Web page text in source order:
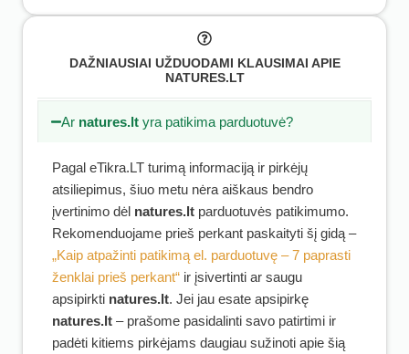
DAŽNIAUSIAI UŽDUODAMI KLAUSIMAI APIE
NATURES.LT
Ar natures.lt yra patikima parduotuvė?
Pagal eTikra.LT turimą informaciją ir pirkėjų
atsiliepimus, šiuo metu nėra aiškaus bendro
įvertinimo dėl natures.lt parduotuvės patikimumo.
Rekomenduojame prieš perkant paskaityti šį gidą –
„Kaip atpažinti patikimą el. parduotuvę – 7 paprasti
ženklai prieš perkant“ ir įsivertinti ar saugu
apsipirkti natures.lt. Jei jau esate apsipirkę
natures.lt – prašome pasidalinti savo patirtimi ir
padėti kitiems pirkėjams daugiau sužinoti apie šią